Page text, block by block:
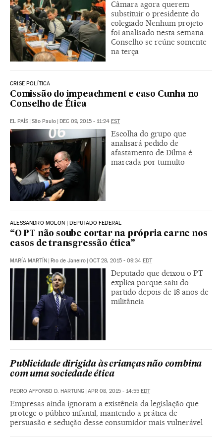
Câmara agora querem
substituir o presidente do
colegiado Nenhum projeto
foi analisado nesta semana.
Conselho se reúne somente
na terça
CRISE POLÍTICA
Comissão do impeachment e caso Cunha no
Conselho de Ética
EL PAÍS São Paulo DEC 09, 2015 - 11:24 EST
Escolha do grupo que
analisará pedido de
afastamento de Dilma é
marcada por tumulto
ALESSANDRO MOLON | DEPUTADO FEDERAL
“O PT não soube cortar na própria carne nos
casos de transgressão ética”
MARÍA MARTÍN Rio de Janeiro OCT 28, 2015 - 09:34 EDT
Deputado que deixou o PT
explica porque saiu do
partido depois de 18 anos de
militância
Publicidade dirigida às crianças não combina
com uma sociedade ética
PEDRO AFFONSO D. HARTUNG APR 08, 2015 - 14:55 EDT
Empresas ainda ignoram a existência da legislação que
protege o público infantil, mantendo a prática de
persuasão e sedução desse consumidor mais vulnerável